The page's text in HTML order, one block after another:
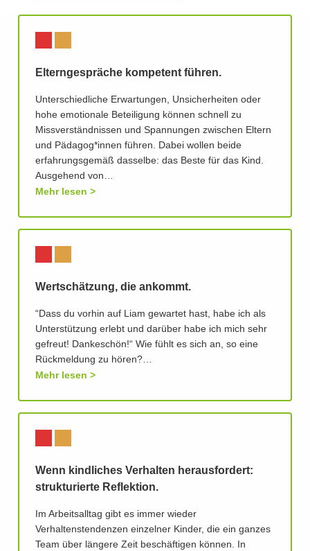
Elterngespräche kompetent führen.
Unterschiedliche Erwartungen, Unsicherheiten oder
hohe emotionale Beteiligung können schnell zu
Missverständnissen und Spannungen zwischen Eltern
und Pädagog*innen führen. Dabei wollen beide
erfahrungsgemäß dasselbe: das Beste für das Kind.
Ausgehend von…
Mehr lesen
Wertschätzung, die ankommt.
“Dass du vorhin auf Liam gewartet hast, habe ich als
Unterstützung erlebt und darüber habe ich mich sehr
gefreut! Dankeschön!“ Wie fühlt es sich an, so eine
Rückmeldung zu hören?…
Mehr lesen
Wenn kindliches Verhalten herausfordert:
strukturierte Reflektion.
Im Arbeitsalltag gibt es immer wieder
Verhaltenstendenzen einzelner Kinder, die ein ganzes
Team über längere Zeit beschäftigen können. In